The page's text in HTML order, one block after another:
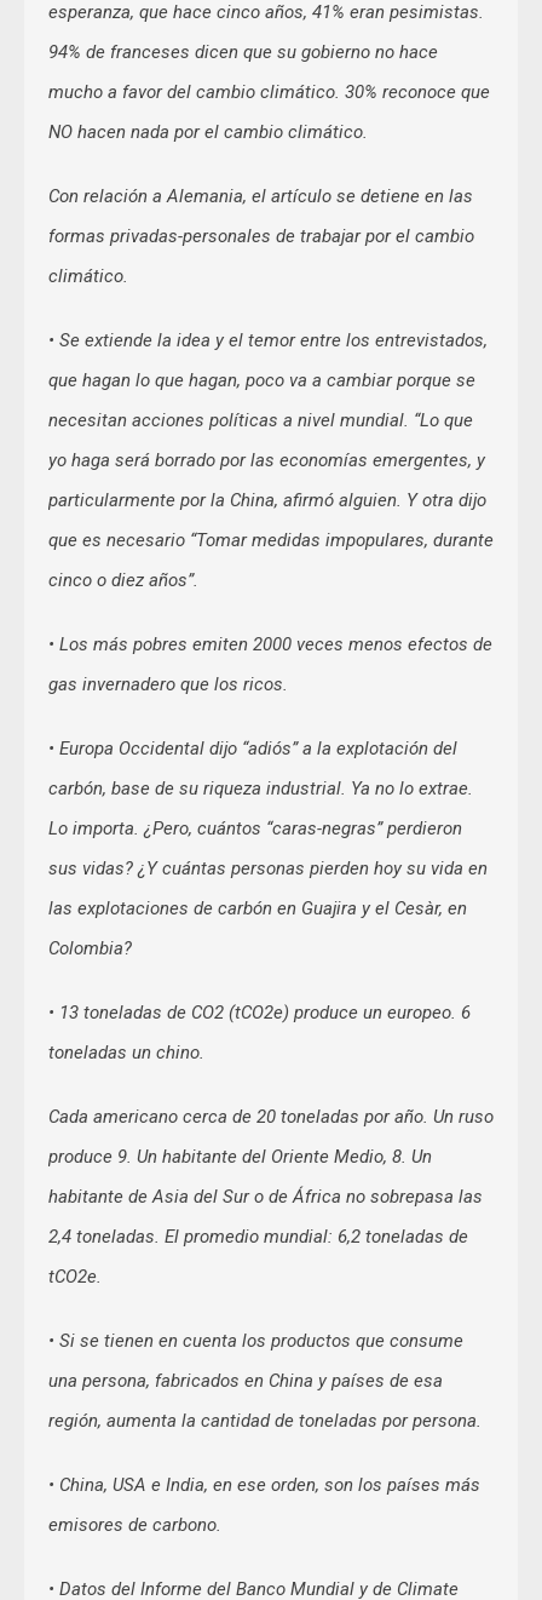
esperanza, que hace cinco años, 41% eran pesimistas.
94% de franceses dicen que su gobierno no hace
mucho a favor del cambio climático. 30% reconoce que
NO hacen nada por el cambio climático.
Con relación a Alemania, el artículo se detiene en las
formas privadas-personales de trabajar por el cambio
climático.
• Se extiende la idea y el temor entre los entrevistados,
que hagan lo que hagan, poco va a cambiar porque se
necesitan acciones políticas a nivel mundial. “Lo que
yo haga será borrado por las economías emergentes, y
particularmente por la China, afirmó alguien. Y otra dijo
que es necesario “Tomar medidas impopulares, durante
cinco o diez años”.
• Los más pobres emiten 2000 veces menos efectos de
gas invernadero que los ricos.
• Europa Occidental dijo “adiós” a la explotación del
carbón, base de su riqueza industrial. Ya no lo extrae.
Lo importa. ¿Pero, cuántos “caras-negras” perdieron
sus vidas? ¿Y cuántas personas pierden hoy su vida en
las explotaciones de carbón en Guajira y el Cesàr, en
Colombia?
• 13 toneladas de CO2 (tCO2e) produce un europeo. 6
toneladas un chino.
Cada americano cerca de 20 toneladas por año. Un ruso
produce 9. Un habitante del Oriente Medio, 8. Un
habitante de Asia del Sur o de África no sobrepasa las
2,4 toneladas. El promedio mundial: 6,2 toneladas de
tCO2e.
• Si se tienen en cuenta los productos que consume
una persona, fabricados en China y países de esa
región, aumenta la cantidad de toneladas por persona.
• China, USA e India, en ese orden, son los países más
emisores de carbono.
• Datos del Informe del Banco Mundial y de Climate